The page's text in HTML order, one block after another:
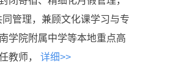
管理，兼顾文化课学习与专
学院附属中学等本地重点高
教师， 详细>>